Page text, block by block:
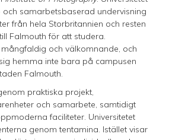
samarbetsbaserad undervisning
från hela Storbritannien och resten
Falmouth för att studera.
och välkomnande, och
hemma inte bara på campusen
Falmouth.
praktiska projekt,
och samarbete, samtidigt
faciliteter. Universitetet
genom tentamina. Istället visar